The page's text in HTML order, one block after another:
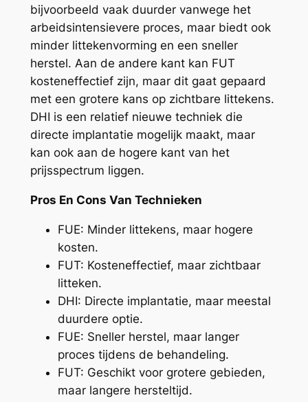
bijvoorbeeld vaak duurder vanwege het
arbeidsintensievere proces, maar biedt ook
minder littekenvorming en een sneller
herstel. Aan de andere kant kan FUT
kosteneffectief zijn, maar dit gaat gepaard
met een grotere kans op zichtbare littekens.
DHI is een relatief nieuwe techniek die
directe implantatie mogelijk maakt, maar
kan ook aan de hogere kant van het
prijsspectrum liggen.
Pros En Cons Van Technieken
FUE: Minder littekens, maar hogere
kosten.
FUT: Kosteneffectief, maar zichtbaar
litteken.
DHI: Directe implantatie, maar meestal
duurdere optie.
FUE: Sneller herstel, maar langer
proces tijdens de behandeling.
FUT: Geschikt voor grotere gebieden,
maar langere hersteltijd.